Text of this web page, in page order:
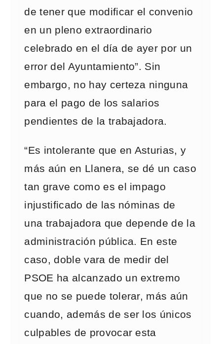
de tener que modificar el convenio
en un pleno extraordinario
celebrado en el día de ayer por un
error del Ayuntamiento”. Sin
embargo, no hay certeza ninguna
para el pago de los salarios
pendientes de la trabajadora.
“Es intolerante que en Asturias, y
más aún en Llanera, se dé un caso
tan grave como es el impago
injustificado de las nóminas de
una trabajadora que depende de la
administración pública. En este
caso, doble vara de medir del
PSOE ha alcanzado un extremo
que no se puede tolerar, más aún
cuando, además de ser los únicos
culpables de provocar esta